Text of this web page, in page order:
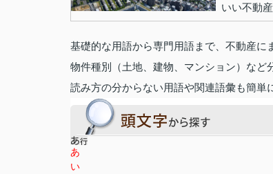
いい不動
基礎的な用語から専門用語まで、不動産に
物件種別（土地、建物、マンション）など
読み方の分からない用語や関連語彙も簡単
あ
い